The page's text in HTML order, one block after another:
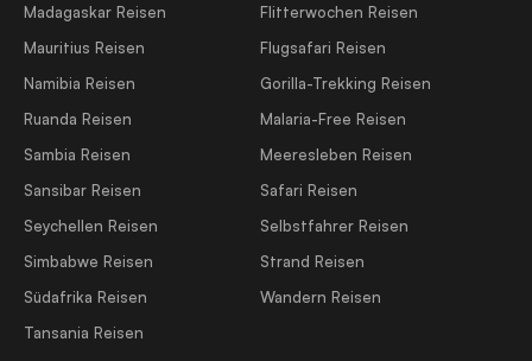
Madagaskar Reisen
Mauritius Reisen
Namibia Reisen
Ruanda Reisen
Sambia Reisen
Sansibar Reisen
Seychellen Reisen
Simbabwe Reisen
Südafrika Reisen
Tansania Reisen
Flitterwochen Reisen
Flugsafari Reisen
Gorilla-Trekking Reisen
Malaria-Free Reisen
Meeresleben Reisen
Safari Reisen
Selbstfahrer Reisen
Strand Reisen
Wandern Reisen